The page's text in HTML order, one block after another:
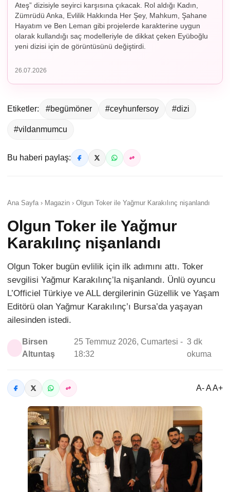
Ateş” dizisiyle seyirci karşısına çıkacak. Rol aldığı Kadın,
Zümrüdü Anka, Evlilik Hakkında Her Şey, Mahkum, Şahane
Hayatım ve Ben Leman gibi projelerde karakterine uygun
olarak kullandığı saç modelleriyle de dikkat çeken Eyüboğlu
yeni dizisi için de görüntüsünü değiştirdi.
26.07.2026
Etiketler: #begümöner #ceyhunfersoy #dizi
#vildanmumcu
Bu haberi paylaş:
Ana Sayfa › Magazin › Olgun Toker ile Yağmur Karakılınç nişanlandı
Olgun Toker ile Yağmur
Karakılınç nişanlandı
Olgun Toker bugün evlilik için ilk adımını attı. Toker
sevgilisi Yağmur Karakılınç’la nişanlandı. Ünlü oyuncu
L’Officiel Türkiye ve ALL dergilerinin Güzellik ve Yaşam
Editörü olan Yağmur Karakılınç’ı Bursa’da yaşayan
ailesinden istedi.
Birsen
Altuntaş
25 Temmuz 2026, Cumartesi -
18:32
3 dk
okuma
A- A A+